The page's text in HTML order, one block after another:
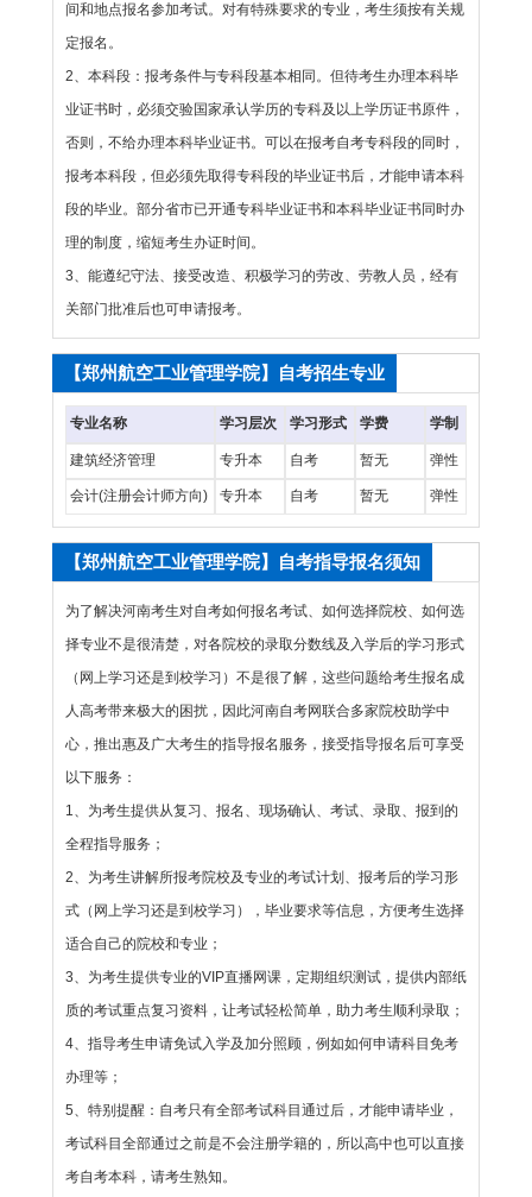
间和地点报名参加考试。对有特殊要求的专业，考生须按有关规
定报名。
2、本科段：报考条件与专科段基本相同。但待考生办理本科毕
业证书时，必须交验国家承认学历的专科及以上学历证书原件，
否则，不给办理本科毕业证书。可以在报考自考专科段的同时，
报考本科段，但必须先取得专科段的毕业证书后，才能申请本科
段的毕业。部分省市已开通专科毕业证书和本科毕业证书同时办
理的制度，缩短考生办证时间。
3、能遵纪守法、接受改造、积极学习的劳改、劳教人员，经有
关部门批准后也可申请报考。
【郑州航空工业管理学院】自考招生专业
专业名称 学习层次 学习形式 学费 学制
建筑经济管理 专升本 自考 暂无 弹性
会计(注册会计师方向) 专升本 自考 暂无 弹性
【郑州航空工业管理学院】自考指导报名须知
为了解决河南考生对自考如何报名考试、如何选择院校、如何选
择专业不是很清楚，对各院校的录取分数线及入学后的学习形式
（网上学习还是到校学习）不是很了解，这些问题给考生报名成
人高考带来极大的困扰，因此河南自考网联合多家院校助学中
心，推出惠及广大考生的指导报名服务，接受指导报名后可享受
以下服务：
1、为考生提供从复习、报名、现场确认、考试、录取、报到的
全程指导服务；
2、为考生讲解所报考院校及专业的考试计划、报考后的学习形
式（网上学习还是到校学习），毕业要求等信息，方便考生选择
适合自己的院校和专业；
3、为考生提供专业的VIP直播网课，定期组织测试，提供内部纸
质的考试重点复习资料，让考试轻松简单，助力考生顺利录取；
4、指导考生申请免试入学及加分照顾，例如如何申请科目免考
办理等；
5、特别提醒： 自考只有全部考试科目通过后，才能申请毕业，
考试科目全部通过之前是不会注册学籍的，所以高中也可以直接
考自考本科，请考生熟知。